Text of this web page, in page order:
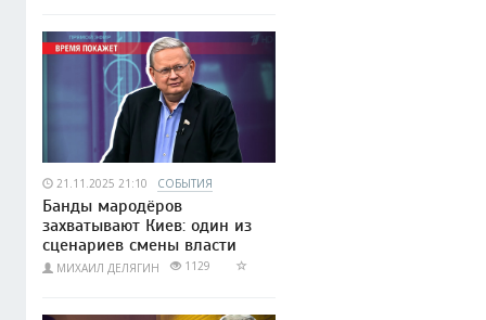
21.11.2025 21:10 СОБЫТИЯ
Банды мародёров
захватывают Киев: один из
сценариев смены власти
МИХАИЛ ДЕЛЯГИН 1129